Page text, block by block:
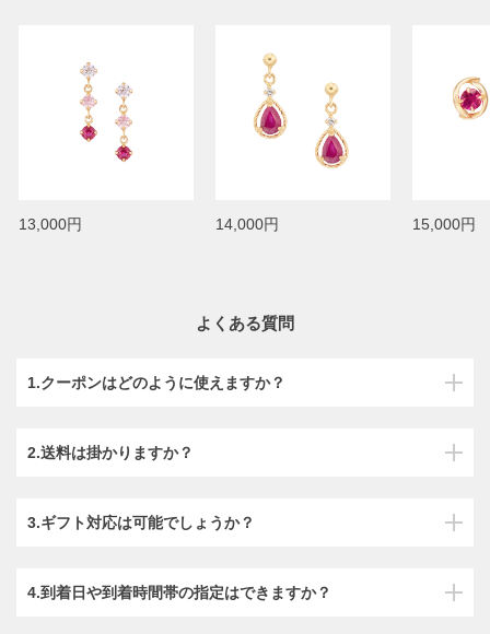
13,000円 14,000円 15,000円
よくある質問
1.クーポンはどのように使えますか？
2.送料は掛かりますか？
3.ギフト対応は可能でしょうか？
4.到着日や到着時間帯の指定はできますか？